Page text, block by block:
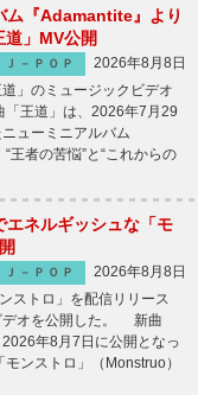
ム『Adamantite』より
」MV公開
Ｊ－ＰＯＰ
2026年8月8日
」のミュージックビデオ
王道」は、2026年7月29
ューミニアルバム
王者の苦悩”と“これからの
ネルギッシュな「モ
Ｊ－ＰＯＰ
2026年8月8日
ストロ」を配信リリース
デオを公開した。 新曲
2026年8月7日に公開となっ
ンストロ」（Monstruo）